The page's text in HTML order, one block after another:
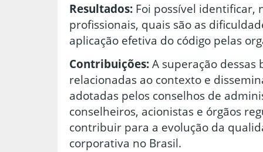
Resultados: Foi possível identificar,
profissionais, quais são as
aplicação efetiva do código pelas
Contribuições:A superação
relacionadas ao contexto e
adotadas pelos conselhos de
conselheiros, acionistas e órgãos
contribuir para a evolução da
corporativa no Brasil.